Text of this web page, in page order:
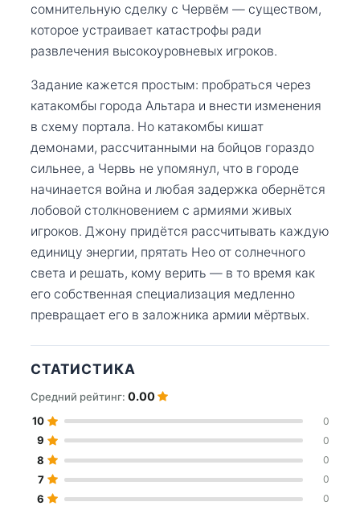
сомнительную сделку с Червём — существом,
которое устраивает катастрофы ради
развлечения высокоуровневых игроков.
Задание кажется простым: пробраться через
катакомбы города Альтара и внести изменения
в схему портала. Но катакомбы кишат
демонами, рассчитанными на бойцов гораздо
сильнее, а Червь не упомянул, что в городе
начинается война и любая задержка обернётся
лобовой столкновением с армиями живых
игроков. Джону придётся рассчитывать каждую
единицу энергии, прятать Нео от солнечного
света и решать, кому верить — в то время как
его собственная специализация медленно
превращает его в заложника армии мёртвых.
СТАТИСТИКА
Средний рейтинг: 0.00
10 0
9 0
8 0
7 0
6 0